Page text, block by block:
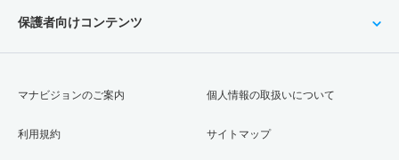
保護者向けコンテンツ
マナビジョンのご案内
利用規約
個人情報の取扱いについて
サイトマップ